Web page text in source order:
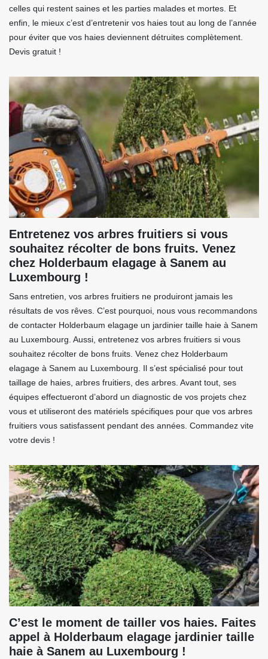
celles qui restent saines et les parties malades et mortes. Et
enfin, le mieux c’est d’entretenir vos haies tout au long de l’année
pour éviter que vos haies deviennent détruites complètement.
Devis gratuit !
Entretenez vos arbres fruitiers si vous
souhaitez récolter de bons fruits. Venez
chez Holderbaum elagage à Sanem au
Luxembourg !
Sans entretien, vos arbres fruitiers ne produiront jamais les
résultats de vos rêves. C’est pourquoi, nous vous recommandons
de contacter Holderbaum elagage un jardinier taille haie à Sanem
au Luxembourg. Aussi, entretenez vos arbres fruitiers si vous
souhaitez récolter de bons fruits. Venez chez Holderbaum
elagage à Sanem au Luxembourg. Il s’est spécialisé pour tout
taillage de haies, arbres fruitiers, des arbres. Avant tout, ses
équipes effectueront d’abord un diagnostic de vos projets chez
vous et utiliseront des matériels spécifiques pour que vos arbres
fruitiers vous satisfassent pendant des années. Commandez vite
votre devis !
C’est le moment de tailler vos haies. Faites
appel à Holderbaum elagage jardinier taille
haie à Sanem au Luxembourg !